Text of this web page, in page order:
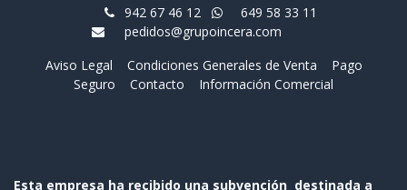
942 67 46 12
649 58 33 11
pedidos@grupoincera.com
Aviso Legal
Condiciones Generales de Venta
Pago
Seguro
Contacto Información Comercial
Esta empresa ha recibido una subvención destinada a